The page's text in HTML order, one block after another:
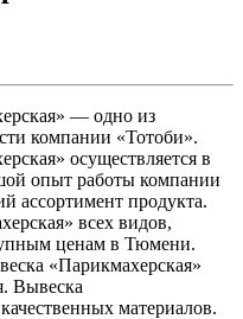
— одно из
компании «Тотоби».
осуществляется в
опыт работы компании
ассортимент продукта.
всех видов,
ценам в Тюмени.
«Парикмахерская»
Вывеска
материалов.